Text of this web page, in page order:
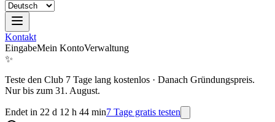
Kontakt
EingabeMein KontoVerwaltung
✨
Teste den Club 7 Tage lang kostenlos · Danach Gründungspreis.
Nur bis zum 31. August.
Endet in 22 d 12 h 44 min7 Tage gratis testen